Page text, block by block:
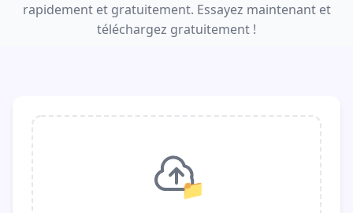
rapidement et gratuitement. Essayez maintenant et
téléchargez gratuitement !
📁